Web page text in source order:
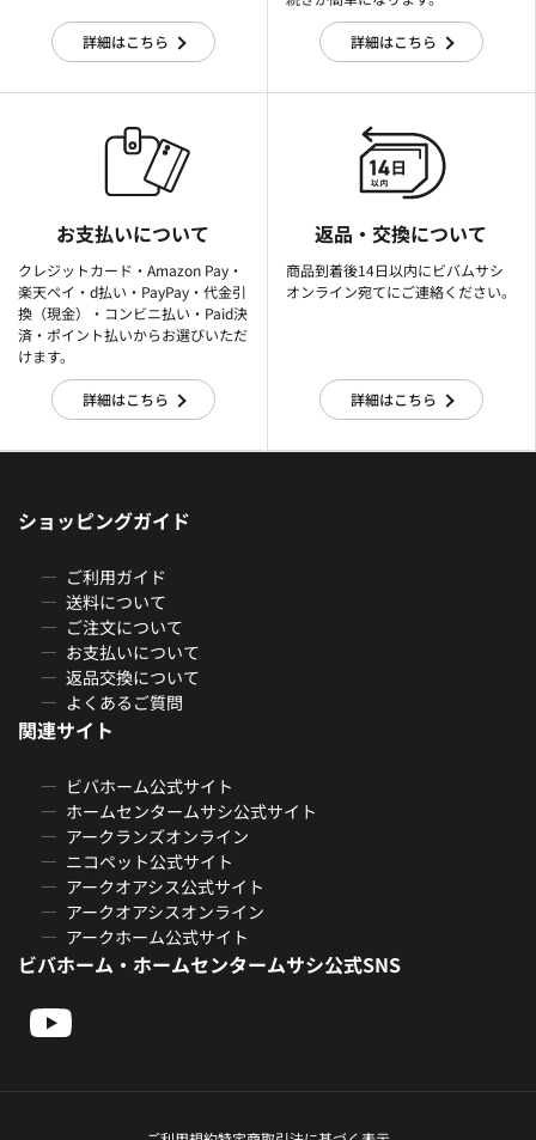
詳細はこちら 詳細はこちら
お支払いについて
クレジットカード・Amazon Pay・
楽天ぺイ・d払い・PayPay・代金引
換（現金）・コンビニ払い・Paid決
済・ポイント払いからお選びいただ
けます。
詳細はこちら
返品・交換について
商品到着後14日以内にビバムサシ
オンライン宛てにご連絡ください。
詳細はこちら
ショッピングガイド
ご利用ガイド
送料について
ご注文について
お支払いについて
返品交換について
よくあるご質問
関連サイト
ビバホーム公式サイト
ホームセンタームサシ公式サイト
アークランズオンライン
ニコペット公式サイト
アークオアシス公式サイト
アークオアシスオンライン
アークホーム公式サイト
ビバホーム・ホームセンタームサシ公式SNS